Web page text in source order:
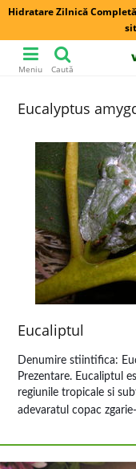
Hidratare Zilnică
Meniu Caută
Eucalyptus
Eucaliptul
Denumire stiintifica:
Prezentare. Eucaliptul
regiunile tropicale si
adevaratul copac